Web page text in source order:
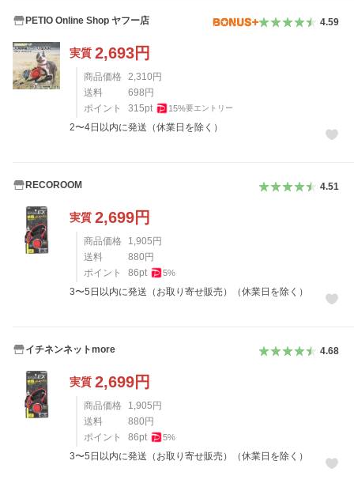
PETIO Online Shop ヤフー店 4.59
実質 2,693円
商品価格 2,310 円
送料
698 円
ポイント
315pt 15%要エントリー
2〜4日以内に発送（休業日を除く）
RECOROOM 4.51
実質 2,699円
商品価格 1,905 円
送料
880 円
ポイント
86pt 5%
3〜5日以内に発送（お取り寄せ販売）（休業日を除く）
イチネンネットmore 4.68
実質 2,699円
商品価格 1,905 円
送料
880 円
ポイント
86pt 5%
3〜5日以内に発送（お取り寄せ販売）（休業日を除く）